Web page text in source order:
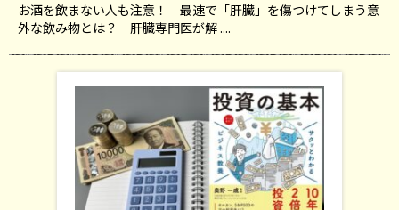
お酒を飲まない人も注意！ 最速で「肝臓」を傷つけてしまう意
外な飲み物とは？ 肝臓専門医が解 ....